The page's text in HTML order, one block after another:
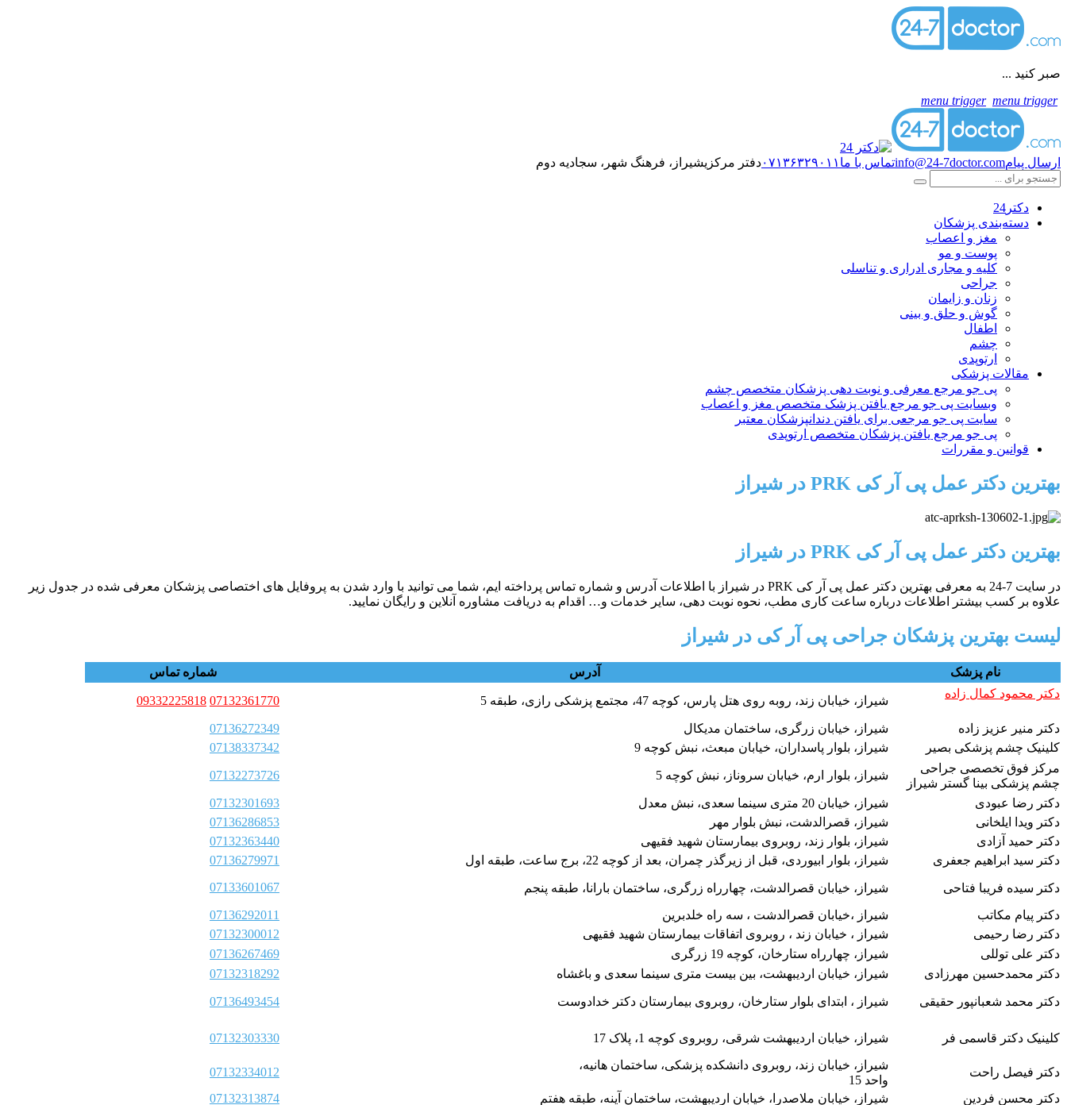
صبر کنید ...
menu trigger menu trigger
ارسال پیامinfo@24-7doctor.comتماس با ما ۰۷۱۳۶۳۲۹۰۱۱دفتر مرکزیشیراز، فرهنگ شهر، سجادیه دوم
دکتر24
دسته‌بندی پزشکان
مغز و اعصاب
پوست و مو
کلیه و مجاری ادراری و تناسلی
جراحی
زنان و زایمان
گوش و حلق و بینی
اطفال
چشم
ارتوپدی
مقالات پزشکی
پی جو مرجع معرفی و نوبت دهی پزشکان متخصص چشم
وبسایت پی جو مرجع یافتن پزشک متخصص مغز و اعصاب
سایت پی جو مرجعی برای یافتن دندانپزشکان معتبر
پی جو مرجع یافتن پزشکان متخصص ارتوپدی
قوانین و مقررات
بهترین دکتر عمل پی آر کی PRK در شیراز
بهترین دکتر عمل پی آر کی PRK در شیراز
در سایت 7-24 به معرفی بهترین دکتر عمل پی آر کی PRK در شیراز با اطلاعات آدرس و شماره تماس پرداخته ایم، شما می توانید با وارد شدن به پروفایل های اختصاصی پزشکان معرفی شده در جدول زیر
علاوه بر کسب بیشتر اطلاعات درباره ساعت کاری مطب، نحوه نوبت دهی، سایر خدمات و… اقدام به دریافت مشاوره آنلاین و رایگان نمایید.
لیست بهترین پزشکان جراحی پی آر کی در شیراز
نام پزشک آدرس
شماره تماس
دکتر محمود کمال زاده
شیراز، خیابان زند، روبه روی هتل پارس، کوچه 47، مجتمع پزشکی رازی، طبقه 5 07132361770
09332225818
دکتر منیر عزیز زاده شیراز، خیابان زرگری، ساختمان مدیکال
07136272349
کلینیک چشم پزشکی بصیر
شیراز، بلوار پاسداران، خیابان مبعث، نبش کوچه 9
07138337342
مرکز فوق تخصصی جراحی
چشم پزشکی بینا گستر شیراز
شیراز، بلوار ارم، خیابان سروناز، نبش کوچه 5 07132273726
دکتر رضا عبودی شیراز، خیابان 20 متری سینما سعدی، نبش معدل
07132301693
دکتر ویدا ایلخانی
شیراز، قصرالدشت، نبش بلوار مهر
07136286853
دکتر حمید آزادی
شیراز، بلوار زند، روبروی بیمارستان شهید فقیهی
07132363440
دکتر سید ابراهیم جعفری
شیراز، بلوار ابیوردی، قبل از زیرگذر چمران، بعد از کوچه 22، برج ساعت، طبقه اول 07136279971
دکتر سیده فریبا فتاحی شیراز، خیابان قصرالدشت، چهارراه زرگری، ساختمان بارانا، طبقه پنجم 07133601067
دکتر پیام مکاتب شیراز ،خیابان قصرالدشت ، سه راه خلدبرین
07136292011
دکتر رضا رحیمی
شیراز ، خیابان زند ، روبروی اتفاقات بیمارستان شهید فقیهی
07132300012
دکتر علی توللی
شیراز، چهارراه ستارخان، کوچه 19 زرگری
07136267469
دکتر محمدحسین مهرزادی
شیراز، خیابان اردیبهشت، بین بیست متری سینما سعدی و باغشاه 07132318292
دکتر محمد شعبانپور حقیقی شیراز ، ابتدای بلوار ستارخان، روبروی بیمارستان دکتر خدادوست 07136493454
کلینیک دکتر قاسمی فر شیراز، خیابان اردیبهشت شرقی، روبروی کوچه 1، پلاک 17 07132303330
دکتر فیصل راحت
شیراز، خیابان زند، روبروی دانشکده پزشکی، ساختمان هانیه،
واحد 15
07132334012
دکتر محسن فردین
شیراز، خیابان ملاصدرا، خیابان اردیبهشت، ساختمان آینه، طبقه هفتم
07132313874